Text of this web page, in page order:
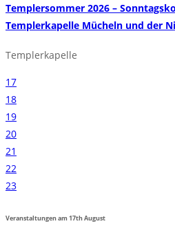
Templersommer 2026 –
Templerkapelle Mücheln und der
Templerkapelle
17
18
19
20
21
22
23
Veranstaltungen am17thAugust